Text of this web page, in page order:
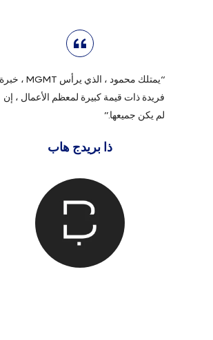
“يمتلك محمود ، الذي يرأس MGMT ، خبرة
فريدة ذات قيمة كبيرة لمعظم الأعمال ، إن
لم يكن جميعها.”
ذا بريدج هاب